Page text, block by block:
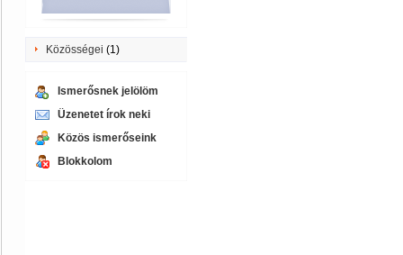
Közösségei (1)
Ismerősnek jelölöm
Üzenetet írok neki
Közös ismerőseink
Blokkolom